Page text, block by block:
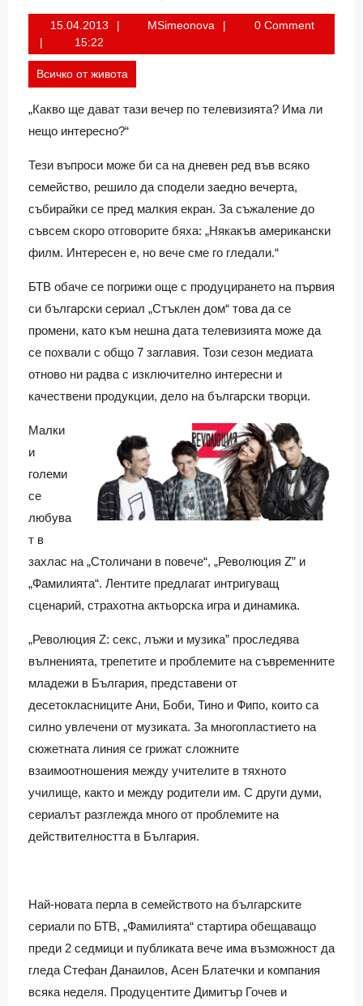
15.04.201315.04.2013MSimeonova MSimeonova0 Comment
15:22
Всичко от живота
„Какво ще дават тази вечер по телевизията? Има ли
нещо интересно?“
Тези въпроси може би са на дневен ред във всяко
семейство, решило да сподели заедно вечерта,
събирайки се пред малкия екран. За съжаление до
съвсем скоро отговорите бяха: „Някакъв американски
филм. Интересен е, но вече сме го гледали.“
БТВ обаче се погрижи още с продуцирането на първия
си български сериал „Стъклен дом“ това да се
промени, като към нешна дата телевизията може да
се похвали с общо 7 заглавия. Този сезон медиата
отново ни радва с изключително интересни и
качествени продукции, дело на български творци.
Малки
и
големи
се
любува
т в
захлас на „Столичани в повече“, „Революция Z” и
„Фамилията“. Лентите предлагат интригуващ
сценарий, страхотна актьорска игра и динамика.
„Революция Z: секс, лъжи и музика” проследява
вълненията, трепетите и проблемите на съвременните
младежи в България, представени от
десетокласниците Ани, Боби, Тино и Фипо, които са
силно увлечени от музиката. За многопластието на
сюжетната линия се грижат сложните
взаимоотношения между учителите в тяхното
училище, както и между родители им. С други думи,
сериалът разглежда много от проблемите на
действителността в България.
Най-новата перла в семейството на българските
сериали по БТВ, „Фамилията“ стартира обещаващо
преди 2 седмици и публиката вече има възможност да
гледа Стефан Данаилов, Асен Блатечки и компания
всяка неделя. Продуцентите Димитър Гочев и